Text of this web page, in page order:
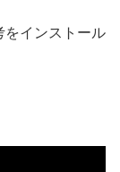
をインストール